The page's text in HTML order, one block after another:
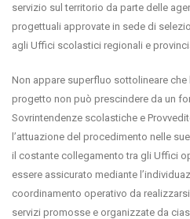
servizio sul territorio da parte delle
progettuali approvate in sede di
agli Uffici scolastici regionali e
Non appare superfluo sottolineare
progetto non può prescindere da un
Sovrintendenze scolastiche e
l’attuazione del procedimento nelle
il costante collegamento tra gli Uffici
essere assicurato mediante
coordinamento operativo da
servizi promosse e organizzate da